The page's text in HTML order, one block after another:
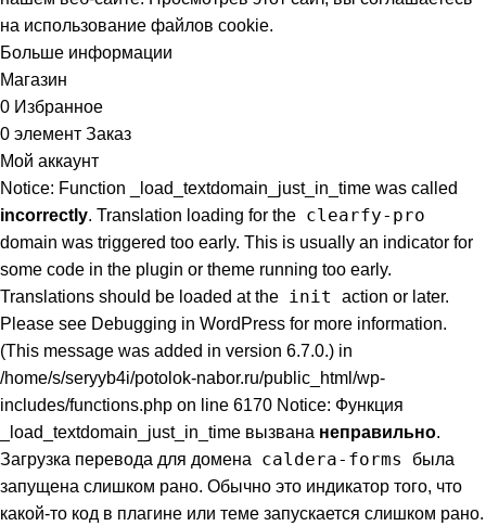
на использование файлов cookie.
Больше информации
Магазин
0 Избранное
0 элемент Заказ
Мой аккаунт
Notice: Function _load_textdomain_just_in_time was called
incorrectly. Translation loading for the clearfy-pro
domain was triggered too early. This is usually an indicator for
some code in the plugin or theme running too early.
Translations should be loaded at the init
action or later.
Please see Debugging in WordPress for more information.
(This message was added in version 6.7.0.) in
/home/s/seryyb4i/potolok-nabor.ru/public_html/wp-
includes/functions.php on line 6170 Notice: Функция
_load_textdomain_just_in_time вызвана неправильно.
Загрузка перевода для домена
caldera-forms
была
запущена слишком рано. Обычно это индикатор того, что
какой-то код в плагине или теме запускается слишком рано.